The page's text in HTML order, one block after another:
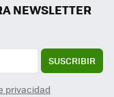
NEWSLETTER
SUSCRIBIR
privacidad